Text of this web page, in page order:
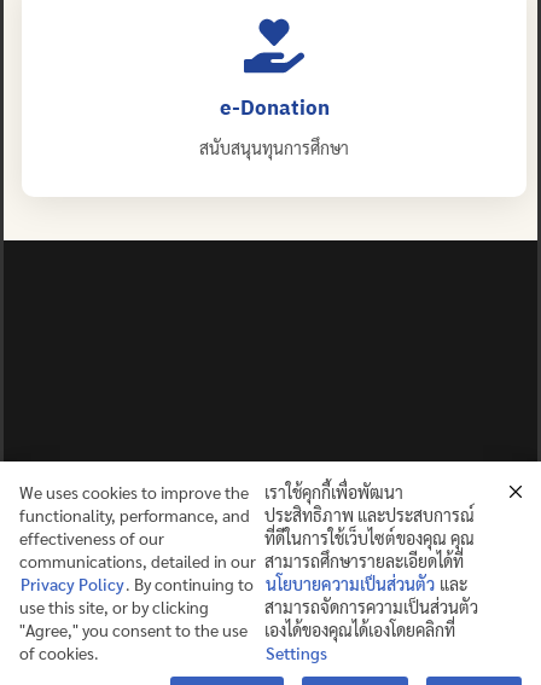
e-Donation
สนับสนุนทุนการศึกษา
ปญฺญาย ปริสุชฺฌติ (คนย่อมบริสุทธิ์ด้วยปัญญา)
©2025 MAHIDOL WITTAYANUSORN SCHOOL. ALL RIGHTS
RESERVED.
We uses cookies to improve the
functionality, performance, and
effectiveness of our
communications, detailed in our
Privacy Policy. By continuing to
use this site, or by clicking
"Agree," you consent to the use
of cookies.
เราใช้คุกกี้เพื่อพัฒนา
ประสิทธิภาพ และประสบการณ์
ที่ดีในการใช้เว็บไซต์ของคุณ คุณ
สามารถศึกษารายละเอียดได้ที่
นโยบายความเป็นส่วนตัว และ
สามารถจัดการความเป็นส่วนตัว
เองได้ของคุณได้เองโดยคลิกที่
Settings
Contact us